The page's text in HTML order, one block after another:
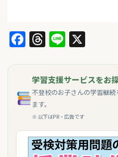
Facebook
Threads
Line
学習支援サービスをお
不登校のお子さんの学習継
ます。
※ 以下はPR・広告です